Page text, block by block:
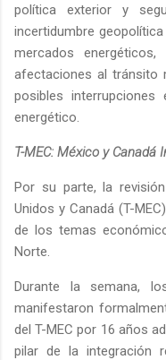
política exterior y
incertidumbre
mercados
afectaciones al tránsito
posibles
energético.
T-MEC: México y Canadá
Por su parte, la
Unidos y Canadá (T-
de los temas
Norte.
Durante la semana,
manifestaron
del T-MEC por 16 años
pilar de la integración